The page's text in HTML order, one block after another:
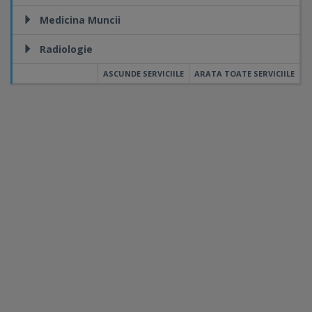
Medicina Muncii
Radiologie
ARATA TOATE SERVICIILE
ASCUNDE SERVICIILE